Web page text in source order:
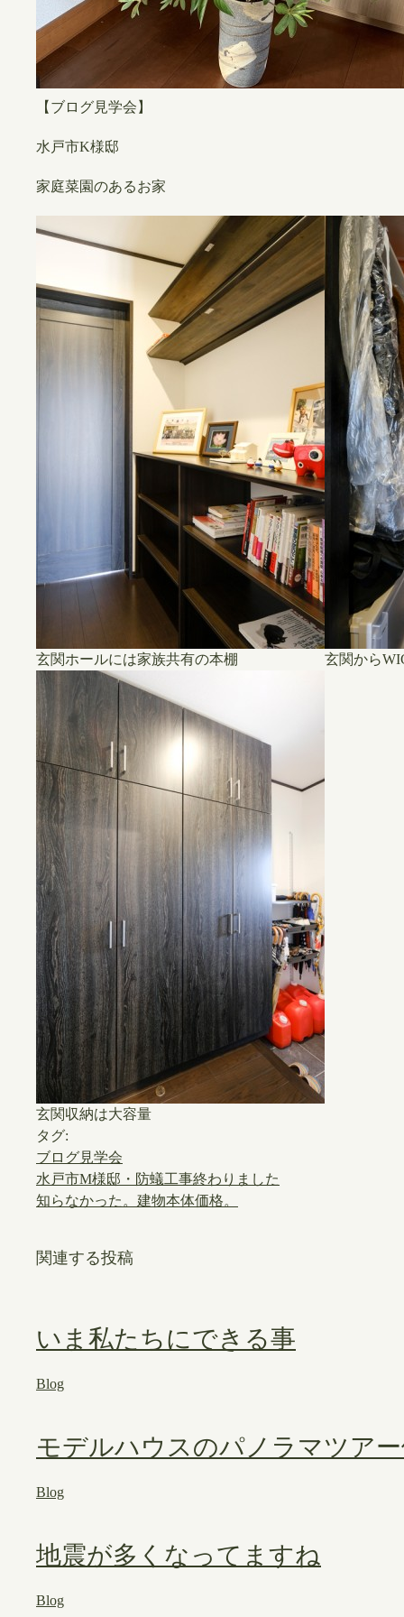
【ブログ見学会】
水戸市K様邸
家庭菜園のあるお家
玄関ホールには家族共有の本棚 玄関から
玄関収納は大容量
タグ:
ブログ見学会
水戸市M様邸・防蟻工事終わりました
知らなかった。建物本体価格。
関連する投稿
いま私たちにできる事
Blog
モデルハウスのパノラマツア
Blog
地震が多くなってますね
Blog